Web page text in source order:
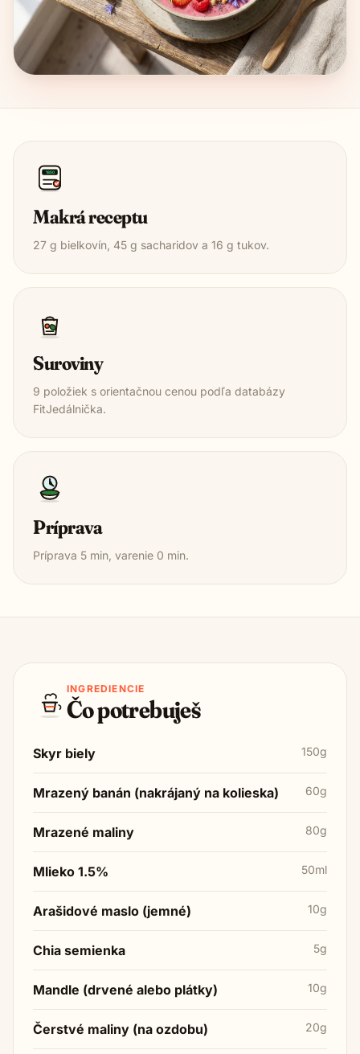
1850
Makrá receptu
27 g bielkovín, 45 g sacharidov a 16 g tukov.
Suroviny
9 položiek s orientačnou cenou podľa databázy
FitJedálnička.
Príprava
Príprava 5 min, varenie 0 min.
INGREDIENCIE
Čo potrebuješ
Skyr biely 150g
Mrazený banán (nakrájaný na kolieska) 60g
Mrazené maliny 80g
Mlieko 1.5% 50ml
Arašidové maslo (jemné) 10g
Chia semienka 5g
Mandle (drvené alebo plátky) 10g
Čerstvé maliny (na ozdobu) 20g